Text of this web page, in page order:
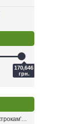
170,646
грн.
Пульт для електрокам'янки EcoFlame Con-6, 18-25 кВт.